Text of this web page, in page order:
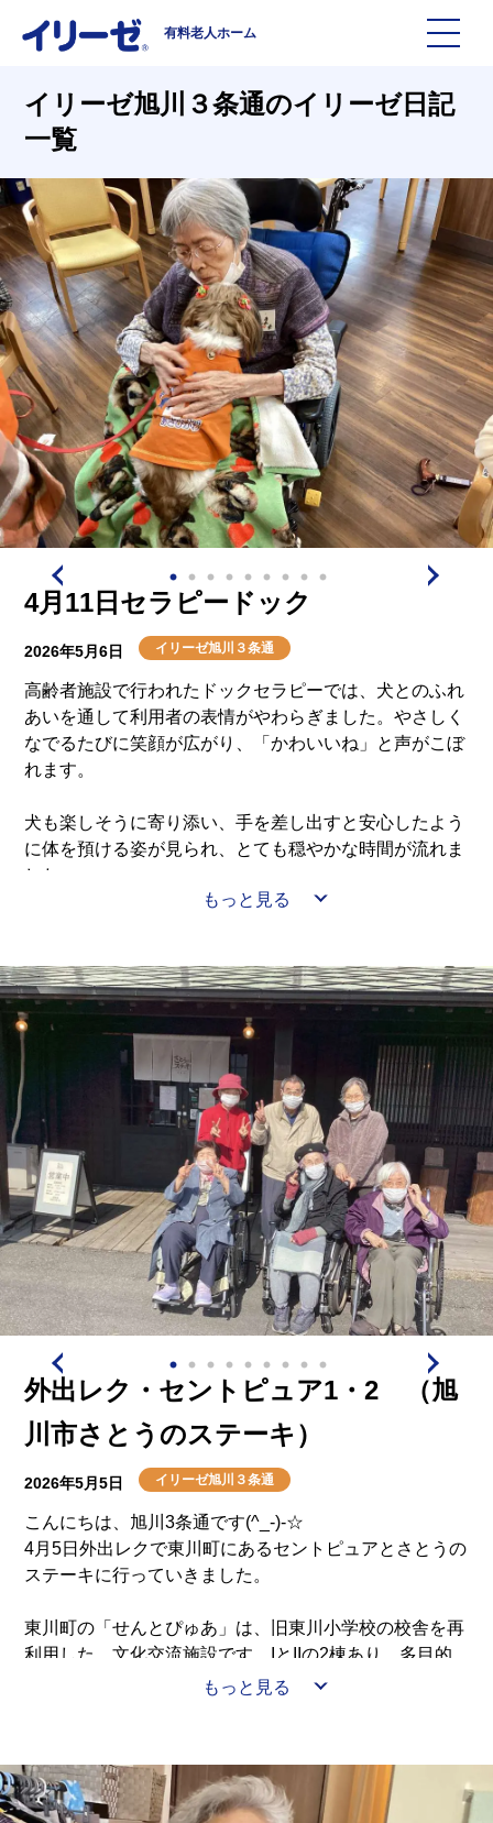
有料老人ホーム
施設を探す
イリーゼについて
有料老人ホームイリーゼとは
イリーゼが選ばれる理由
一日の流れ
会社概要
入居までの流れ
よくある質問
お役立ち記事
知っておきたい介護の知識
介護用語をわかりやすく説明
有料老人ホームとは
有料老人ホームを選ぶ時のポイント
介護費用とお金について
その他
見学予約 資料請求
会社概要
イリーゼ旭川３条通のイリーゼ日記
一覧
4月11日セラピードック
2026年5月6日 イリーゼ旭川３条通
高齢者施設で行われたドックセラピーでは、犬とのふれ
あいを通して利用者の表情がやわらぎました。やさしく
なでるたびに笑顔が広がり、「かわいいね」と声がこぼ
れます。
犬も楽しそうに寄り添い、手を差し出すと安心したよう
に体を預ける姿が見られ、とても穏やかな時間が流れま
した。
その場の空気があたたかく包まれ、笑顔に満ちたひとと
きとなりました。
もっと見る
外出レク・セントピュア1・2 （旭
川市さとうのステーキ）
2026年5月5日 イリーゼ旭川３条通
こんにちは、旭川3条通です(^_-)-☆
4月5日外出レクで東川町にあるセントピュアとさとうの
ステーキに行っていきました。
東川町の「せんとぴゅあ」は、旧東川小学校の校舎を再
利用した、文化交流施設です。IとIIの2棟あり、多目的
ホール、教室、展示室、カフェなどを備え、住民や観光
がら思い思いに読書を楽しまれていました。また、2つ
の施設では広々とした空間で休憩を取りつつ、展示物を
もっと見る